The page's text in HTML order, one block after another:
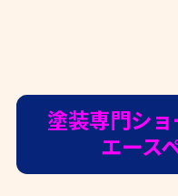
塗装専門シ
エース